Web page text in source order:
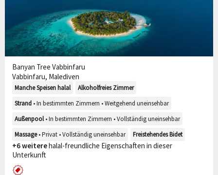
Banyan Tree Vabbinfaru
Vabbinfaru, Malediven
Manche Speisen halal
Alkoholfreies Zimmer
Strand • In bestimmten Zimmern • Weitgehend uneinsehbar
Außenpool• In bestimmten Zimmern • Vollständig uneinsehbar
Massage• Privat • Vollständig uneinsehbar Freistehendes Bidet
+6 weiterehalal-freundliche Eigenschaften in dieser
Unterkunft